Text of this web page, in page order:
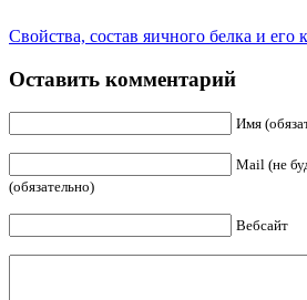
Свойства, состав яичного белка и его
Оставить комментарий
Имя
Mail (не
(обязательно)
Вебсайт